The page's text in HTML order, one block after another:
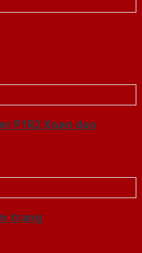
P1R2 Xoan dao
trang